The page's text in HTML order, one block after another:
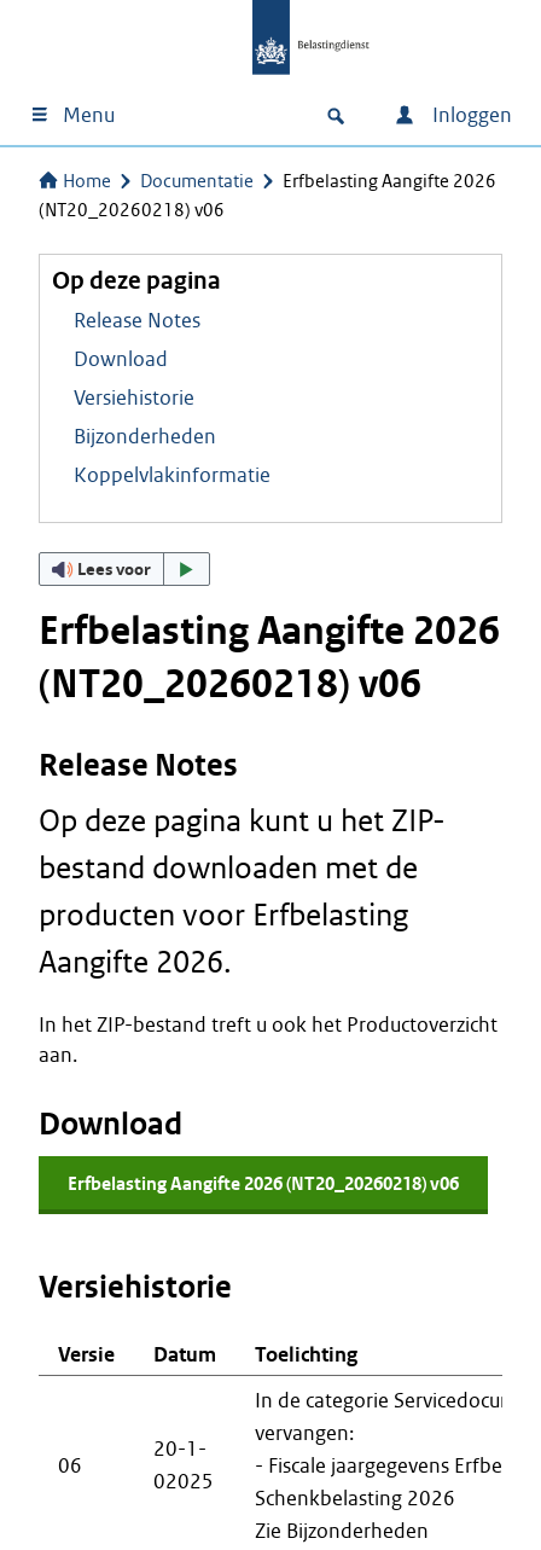
Menu Inloggen
Home Documentatie
Erfbelasting Aangifte 2026
(NT20_20260218) v06
Op deze pagina
Release Notes
Download
Versiehistorie
Bijzonderheden
Koppelvlakinformatie
Lees voor
Erfbelasting Aangifte 2026
(NT20_20260218) v06
Release Notes
Op deze pagina kunt u het ZIP-
bestand downloaden met de
producten voor Erfbelasting
Aangifte 2026.
In het ZIP-bestand treft u ook het Productoverzicht
aan.
Download
Erfbelasting Aangifte 2026 (NT20_20260218) v06
Versiehistorie
Versie Datum Toelichting
06
20-1-
02025
In de categorie
vervangen:
- Fiscale jaargegevens
Schenkbelasting 2026
Zie Bijzonderheden